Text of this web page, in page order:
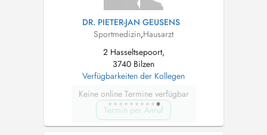
DR. PIETER-JAN GEUSENS
Sportmedizin,Hausarzt
2 Hasseltsepoort,
3740 Bilzen
Verfügbarkeiten der Kollegen
Keine online Termine verfügbar
Termin per Anruf